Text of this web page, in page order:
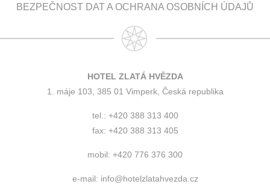
BEZPEČNOST DAT A OCHRANA OSOBNÍCH ÚDAJŮ
HOTEL ZLATÁ HVĚZDA
1. máje 103, 385 01 Vimperk, Česká republika
tel.: +420 388 313 400
fax: +420 388 313 405
mobil: +420 776 376 300
e-mail: info@hotelzlatahvezda.cz